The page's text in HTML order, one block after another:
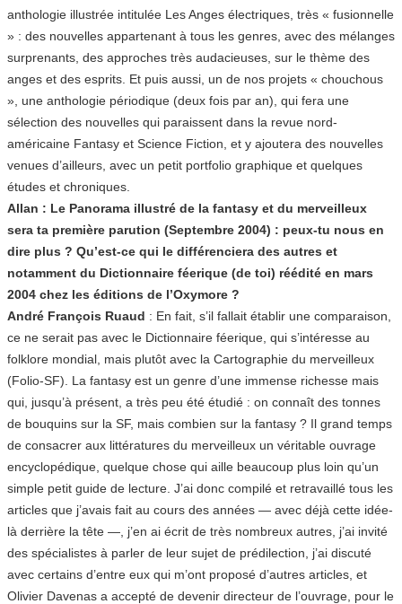
anthologie illustrée intitulée Les Anges électriques, très « fusionnelle
» : des nouvelles appartenant à tous les genres, avec des mélanges
surprenants, des approches très audacieuses, sur le thème des
anges et des esprits. Et puis aussi, un de nos projets « chouchous
», une anthologie périodique (deux fois par an), qui fera une
sélection des nouvelles qui paraissent dans la revue nord-
américaine Fantasy et Science Fiction, et y ajoutera des nouvelles
venues d’ailleurs, avec un petit portfolio graphique et quelques
études et chroniques.
Allan : Le Panorama illustré de la fantasy et du merveilleux
sera ta première parution (Septembre 2004) : peux-tu nous en
dire plus ? Qu’est-ce qui le différenciera des autres et
notamment du Dictionnaire féerique (de toi) réédité en mars
2004 chez les éditions de l’Oxymore ?
André François Ruaud : En fait, s’il fallait établir une comparaison,
ce ne serait pas avec le Dictionnaire féerique, qui s’intéresse au
folklore mondial, mais plutôt avec la Cartographie du merveilleux
(Folio-SF). La fantasy est un genre d’une immense richesse mais
qui, jusqu’à présent, a très peu été étudié : on connaît des tonnes
de bouquins sur la SF, mais combien sur la fantasy ? Il grand temps
de consacrer aux littératures du merveilleux un véritable ouvrage
encyclopédique, quelque chose qui aille beaucoup plus loin qu’un
simple petit guide de lecture. J’ai donc compilé et retravaillé tous les
articles que j’avais fait au cours des années — avec déjà cette idée-
là derrière la tête —, j’en ai écrit de très nombreux autres, j’ai invité
des spécialistes à parler de leur sujet de prédilection, j’ai discuté
avec certains d’entre eux qui m’ont proposé d’autres articles, et
Olivier Davenas a accepté de devenir directeur de l’ouvrage, pour le